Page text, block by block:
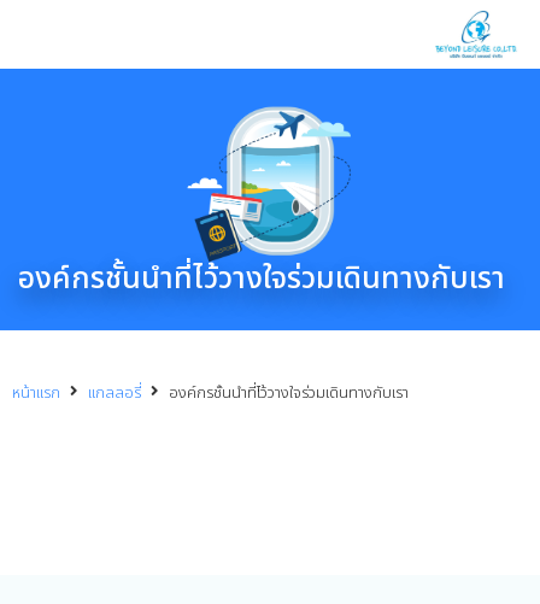
องค์กรชั้นนำที่ไว้วางใจร่วมเดินทางกับเรา
หน้าแรก แกลลอรี่ องค์กรชั้นนำที่ไว้วางใจร่วมเดินทางกับเรา